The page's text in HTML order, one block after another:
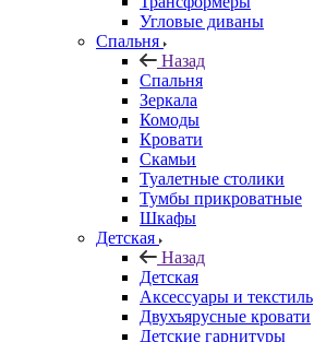
Угловые диваны
Спальня
Назад
Спальня
Зеркала
Комоды
Кровати
Скамьи
Туалетные столики
Тумбы прикроватные
Шкафы
Детская
Назад
Детская
Аксессуары и текстиль
Двухъярусные кровати
Детские гарнитуры